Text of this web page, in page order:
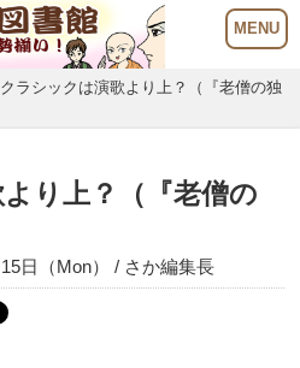
ラシックは演歌より上？（『老僧の独
り上？（『老僧の
日（Mon） / さか編集長